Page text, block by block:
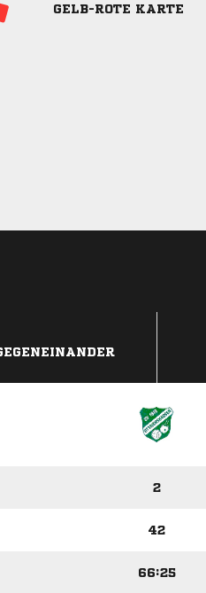
GELB-ROTE KARTE
2
42
66:25